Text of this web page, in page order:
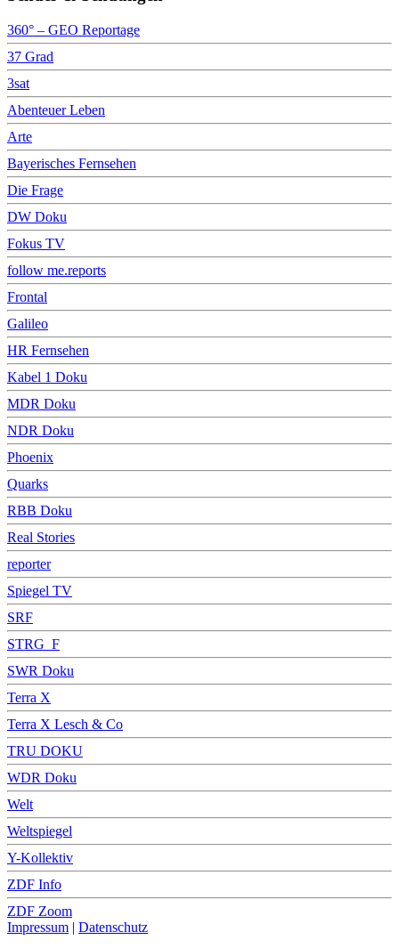
360° – GEO Reportage
37 Grad
3sat
Abenteuer Leben
Arte
Bayerisches Fernsehen
Die Frage
DW Doku
Fokus TV
follow me.reports
Frontal
Galileo
HR Fernsehen
Kabel 1 Doku
MDR Doku
NDR Doku
Phoenix
Quarks
RBB Doku
Real Stories
reporter
Spiegel TV
SRF
STRG_F
SWR Doku
Terra X
Terra X Lesch & Co
TRU DOKU
WDR Doku
Welt
Weltspiegel
Y-Kollektiv
ZDF Info
ZDF Zoom
Impressum | Datenschutz